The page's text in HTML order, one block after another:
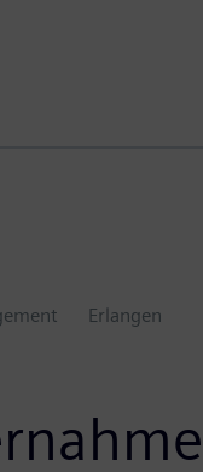
Erlangen